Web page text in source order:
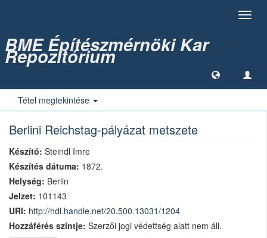
BME Építészmérnöki Kar
Repozitórium
Tétel megtekintése
Berlini Reichstag-pályázat metszete
Készítő: Steindl Imre
Készítés dátuma: 1872.
Helység: Berlin
Jelzet: 101143
URI: http://hdl.handle.net/20.500.13031/1204
Hozzáférés szintje: Szerzői jogi védettség alatt nem áll.